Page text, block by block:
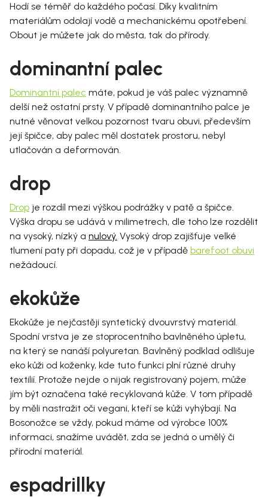
Hodí se téměř do každého počasí. Díky kvalitním
materiálům odolají vodě a mechanickému opotřebení.
Obout je můžete jak do města, tak do přírody.
dominantní palec
Dominantní palec máte, pokud je váš palec významně
delší než ostatní prsty. V případě dominantního palce je
nutné věnovat velkou pozornost tvaru obuvi, především
její špičce, aby palec měl dostatek prostoru, nebyl
utlačován a deformován.
drop
Drop je rozdíl mezi výškou podrážky v patě a špičce.
Výška dropu se udává v milimetrech, dle toho lze rozdělit
na vysoký, nízký a nulový. Vysoký drop zajišťuje velké
tlumení paty při dopadu, což je v případě barefoot obuvi
nežádoucí.
ekokůže
Ekokůže je nejčastěji syntetický dvouvrstvý materiál.
Spodní vrstva je ze stoprocentního bavlněného úpletu,
na který se nanáší polyuretan. Bavlněný podklad odlišuje
eko kůži od koženky, kde tuto funkci plní různé druhy
textilií. Protože nejde o nijak registrovaný pojem, může
jím být označena také recyklovaná kůže. V tom případě
by měli nastražit oči vegani, kteří se kůži vyhýbají. Na
Bosonožce se vždy, pokud máme od výrobce 100%
informaci, snažíme uvádět, zda se jedná o umělý či
přírodní materiál.
espadrillky